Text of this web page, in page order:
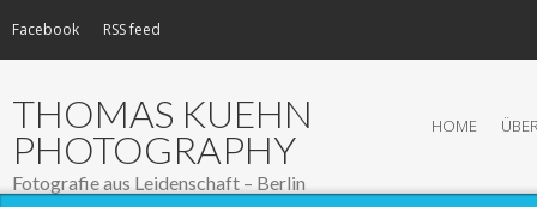
Facebook RSS feed
THOMAS KUEHN
PHOTOGRAPHY
Fotografie aus Leidenschaft – Berlin
HOME